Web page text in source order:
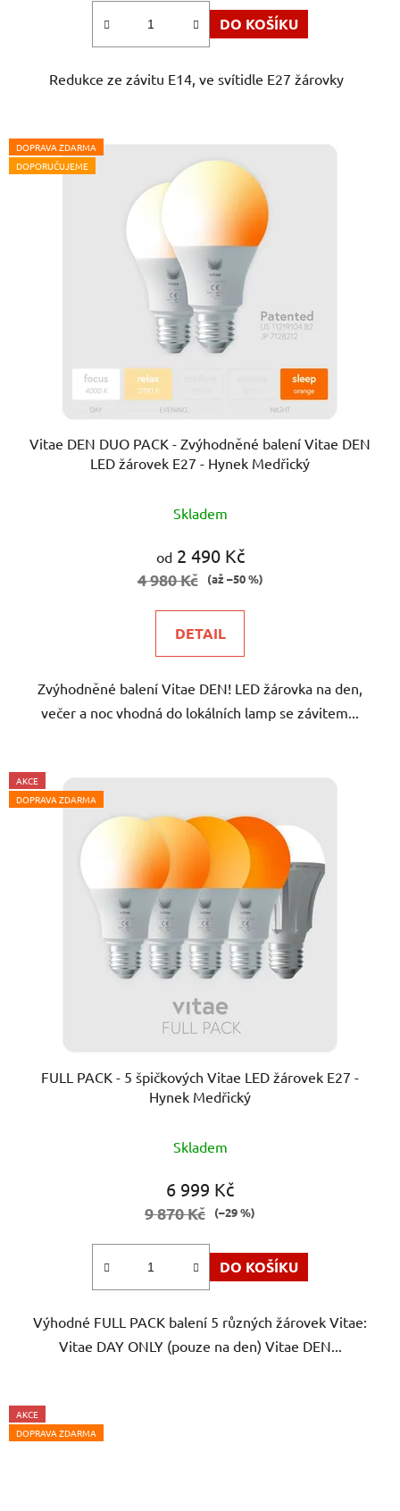
4,0
hvězdiček.
DO KOŠÍKU
Redukce ze závitu E14, ve svítidle E27 žárovky
DOPRAVA ZDARMA
DOPORUČUJEME
Vitae DEN DUO PACK - Zvýhodněné balení Vitae DEN
LED žárovek E27 - Hynek Medřický
hodnocení
produktu
5
Skladem
od2 490 Kč
4 980 Kč (až –50 %)
DETAIL
Zvýhodněné balení Vitae DEN! LED žárovka na den,
večer a noc vhodná do lokálních lamp se závitem...
AKCE
DOPRAVA ZDARMA
FULL PACK - 5 špičkových Vitae LED žárovek E27 -
Hynek Medřický
hodnocení
produktu
je
Skladem
6 999 Kč
9 870 Kč (–29 %)
DO KOŠÍKU
Výhodné FULL PACK balení 5 různých žárovek Vitae:
Vitae DAY ONLY (pouze na den) Vitae DEN...
AKCE
DOPRAVA ZDARMA